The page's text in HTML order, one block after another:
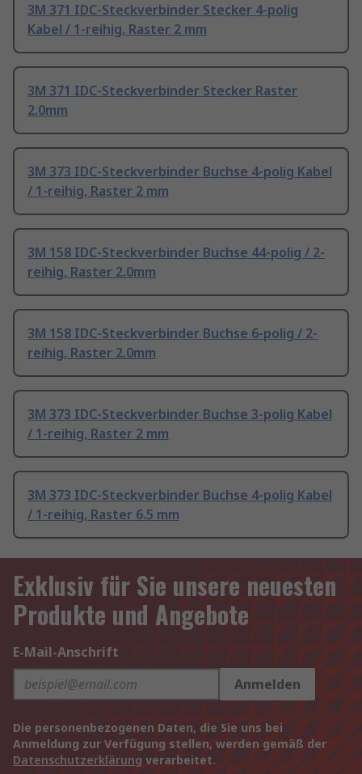
3M 371 IDC-Steckverbinder Stecker 4-polig
Kabel / 1-reihig, Raster 2 mm
3M 371 IDC-Steckverbinder Stecker Raster
2.0mm
3M 373 IDC-Steckverbinder Buchse 4-polig Kabel
/ 1-reihig, Raster 2 mm
3M 158 IDC-Steckverbinder Buchse 44-polig / 2-
reihig, Raster 2.0mm
3M 158 IDC-Steckverbinder Buchse 6-polig / 2-
reihig, Raster 2.0mm
3M 373 IDC-Steckverbinder Buchse 3-polig Kabel
/ 1-reihig, Raster 2 mm
3M 373 IDC-Steckverbinder Buchse 4-polig Kabel
/ 1-reihig, Raster 6.5 mm
Exklusiv für Sie unsere neuesten
Produkte und Angebote
E-Mail-Anschrift
Anmelden
Die personenbezogenen Daten, die Sie uns bei
Anmeldung zur Verfügung stellen, werden gemäß der
Datenschutzerklärung verarbeitet.